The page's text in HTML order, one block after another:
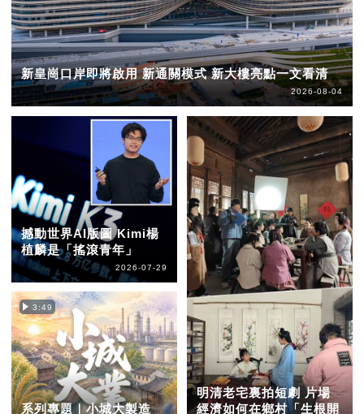
新皇崗口岸即將啟用 新通關模式 新大樓亮點一文看清
2026-08-04
撼動世界AI版圖 Kimi楊
植麟是「搖滾青年」
2026-07-29
3:49
系列專題｜小城大製造
明清老宅裏拍短劇 片場
經濟如何在鄉村「生根開